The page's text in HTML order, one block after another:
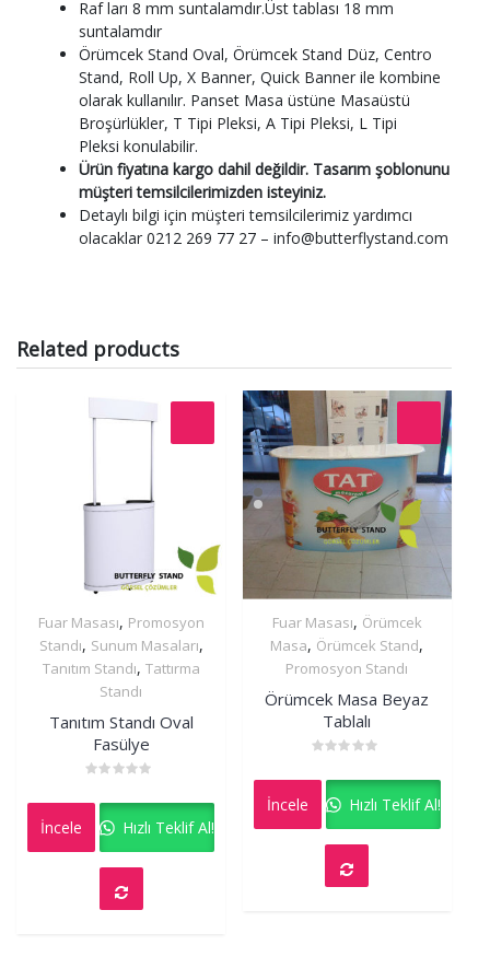
Raf ları 8 mm suntalamdır.Üst tablası 18 mm
suntalamdır
Örümcek Stand Oval, Örümcek Stand Düz, Centro
Stand, Roll Up, X Banner, Quick Banner ile kombine
olarak kullanılır. Panset Masa üstüne Masaüstü
Broşürlükler, T Tipi Pleksi, A Tipi Pleksi, L Tipi
Pleksi konulabilir.
Ürün fiyatına kargo dahil değildir. Tasarım şoblonunu
müşteri temsilcilerimizden isteyiniz.
Detaylı bilgi için müşteri temsilcilerimiz yardımcı
olacaklar 0212 269 77 27 – info@butterflystand.com
Related products
İncele
Fuar Masası, Promosyon
Standı, Sunum Masaları,
Tanıtım Standı, Tattırma
Standı
Tanıtım Standı Oval
Fasülye
0
İncele Hızlı Teklif Al!
İncele
Fuar Masası, Örümcek
Masa, Örümcek Stand,
Promosyon Standı
Örümcek Masa Beyaz
Tablalı
0
İncele Hızlı Teklif Al!